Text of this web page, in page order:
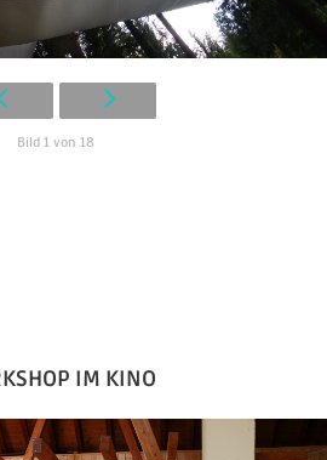
Bild 1 von 18
IM KINO